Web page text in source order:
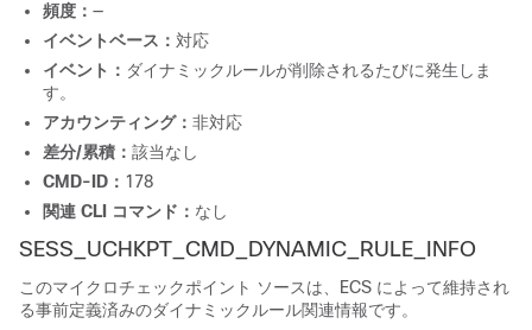
頻度： —
イベントベース： 対応
イベント： ダイナミックルールが削除されるたびに発生しま
す。
アカウンティング： 非対応
差分/累積： 該当なし
CMD-ID： 178
関連 CLI コマンド： なし
SESS_UCHKPT_CMD_DYNAMIC_RULE_INFO
このマイクロチェックポイント ソースは、ECS によって維持され
る事前定義済みのダイナミックルール関連情報です。